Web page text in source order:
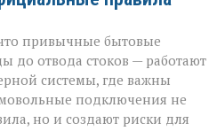
привычные бытовые
до отвода стоков — работают
системы, где важны
подключения не
но и создают риски для